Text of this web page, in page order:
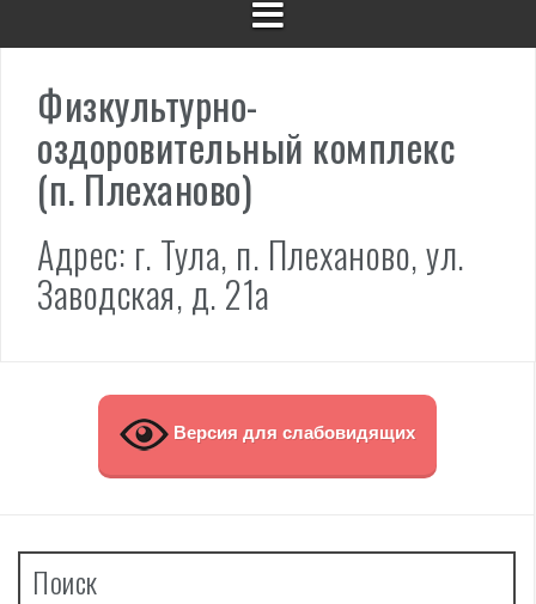
Физкультурно-
оздоровительный комплекс
(п. Плеханово)
Адрес: г. Тула, п. Плеханово, ул.
Заводская, д. 21а
Версия для слабовидящих
Поиск